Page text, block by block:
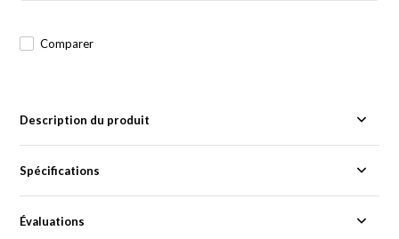
Comparer
Description du produit
Spécifications
Évaluations